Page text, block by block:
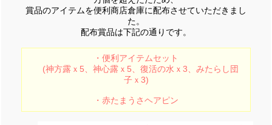
賞品のアイテムを便利商店倉庫に配布させていただきまし
た。
配布賞品は下記の通りです。
・便利アイテムセット
(神方露ｘ5、神心露ｘ5、復活の水ｘ3、みたらし団
子ｘ3)
・赤たまうさヘアピン